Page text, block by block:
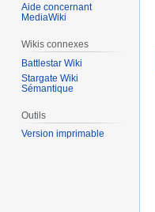
Aide concernant
MediaWiki
Wikis connexes
Battlestar Wiki
Stargate Wiki
Sémantique
Outils
Version imprimable